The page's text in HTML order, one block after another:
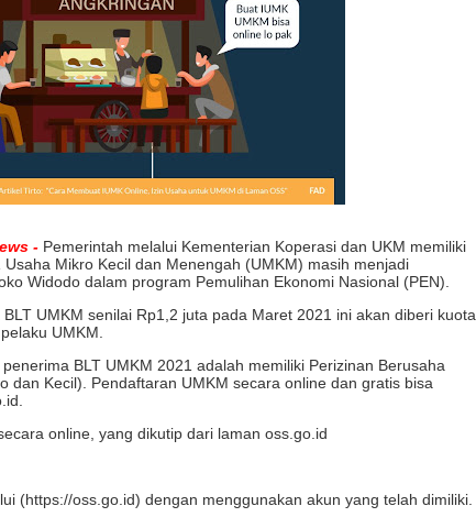
- Pemerintah melalui Kementerian Koperasi dan UKM memiliki
Usaha Mikro Kecil dan Menengah (UMKM) masih menjadi
Widodo dalam program Pemulihan Ekonomi Nasional (PEN).
UMKM senilai Rp1,2 juta pada Maret 2021 ini akan diberi kuota
UMKM.
BLT UMKM 2021 adalah memiliki Perizinan Berusaha
dan Kecil). Pendaftaran UMKM secara online dan gratis bisa
online, yang dikutip dari laman oss.go.id